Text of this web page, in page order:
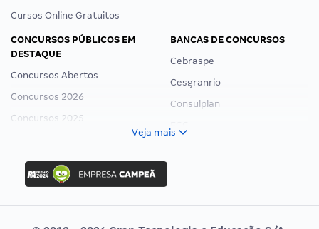
Cursos Online Gratuitos
CONCURSOS PÚBLICOS EM
DESTAQUE
Concursos Abertos
Concursos 2026
Concursos 2025
Concurso Ibama
Concurso MPU
Editais publicados
BANCAS DE CONCURSOS
Cebraspe
Cesgranrio
Consulplan
Veja mais